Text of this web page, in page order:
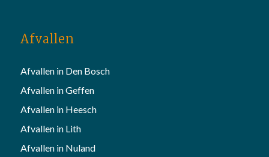
Afvallen
Afvallen in Den Bosch
Afvallen in Geffen
Afvallen in Heesch
Afvallen in Lith
Afvallen in Nuland